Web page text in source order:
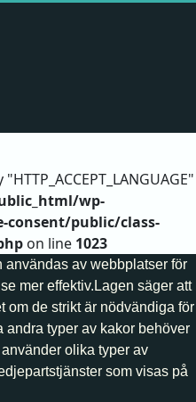
wp-
public/class-
on line 1023
användas av webbplatser för
mer effektiv.Lagen säger att
om de strikt är nödvändiga för
typer av kakor behöver
olika typer av
som visas på